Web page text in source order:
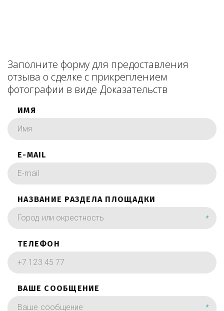
Заполните форму для предоставления
отзыва о сделке с прикреплением
фотографии в виде Доказательств
ИМЯ
E-MAIL
НАЗВАНИЕ РАЗДЕЛА ПЛОЩАДКИ
*
ТЕЛЕФОН
ВАШЕ СООБЩЕНИЕ
*